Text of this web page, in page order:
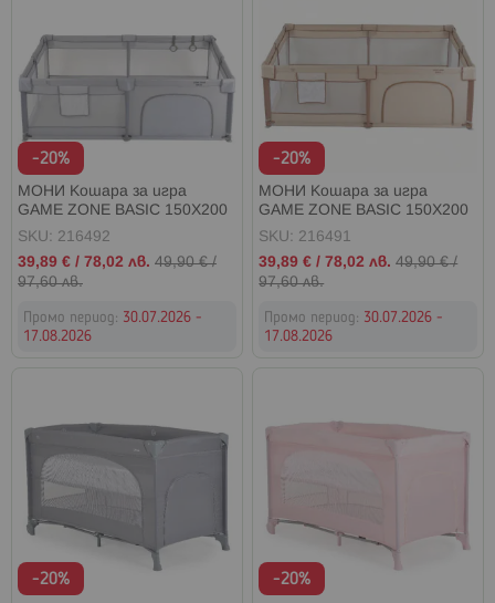
-20%
МОНИ Кошара за игра
GAME ZONE BASIC 150X200
СИВА
SKU: 216492
Промо
цена
39,89 € / 78,02 лв. 49,90 €/
97,60 лв.
Промо период: 30.07.2026 -
17.08.2026
-20%
МОНИ Кошара за игра
GAME ZONE BASIC 150X200
БЕЖОВА
SKU: 216491
Промо
цена
39,89 € /78,02 лв. 49,90 €/
97,60 лв.
Промо период: 30.07.2026 -
17.08.2026
-20% -20%